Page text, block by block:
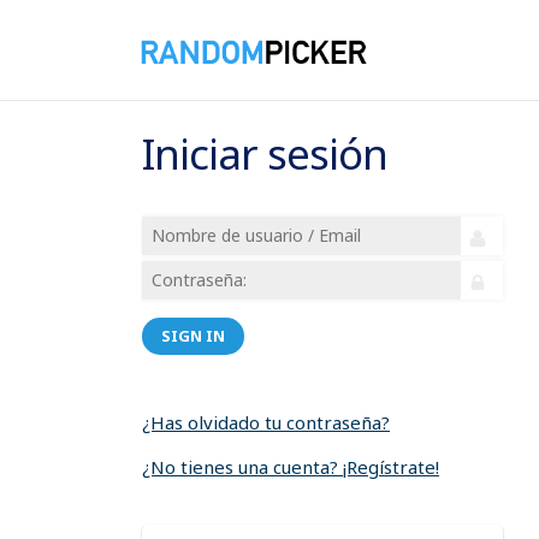
Iniciar sesión
SIGN IN
¿Has olvidado tu contraseña?
¿No tienes una cuenta? ¡Regístrate!